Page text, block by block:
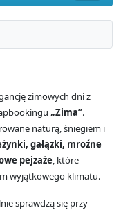
zimowych dni z
„Zima”.
naturą, śniegiem i
gałązki, mroźne
pejzaże, które
wyjątkowego klimatu.
sprawdzą się przy